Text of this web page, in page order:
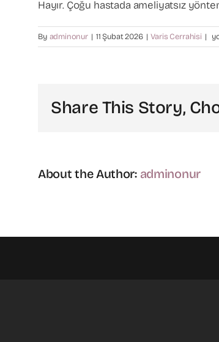
Hayır. Çoğu hastada ameliyatsız
By adminonur | 11 Şubat 2026 | Varis Cerrahisi |
için
Share This Story,
About the Author: adminonur